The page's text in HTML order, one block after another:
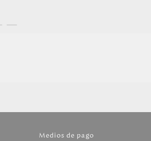
Medios de pago